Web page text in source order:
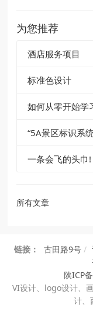
为您推荐
酒店服务项目
标准色设计
如何从零开始学
“5A景区标识系
一条会飞的头巾
所有文章
链接： 古田路9号 /
陕ICP
VI设计、 logo设计、
计、